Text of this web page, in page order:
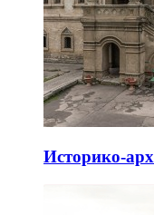
Историко-